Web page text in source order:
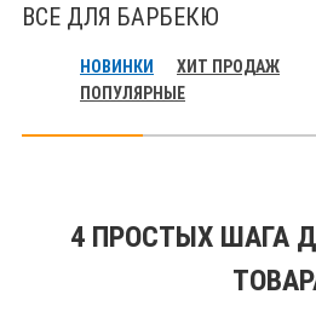
ВСЕ ДЛЯ БАРБЕКЮ
НОВИНКИ
ХИТ ПРОДАЖ
ПОПУЛЯРНЫЕ
4 ПРОСТЫХ ШАГА